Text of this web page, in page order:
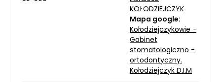
KOŁODZIEJCZYK
Mapa google:
Kołodziejczykowie -
Gabinet
stomatologiczno -
ortodontyczny.
Kołodziejczyk D.I.M